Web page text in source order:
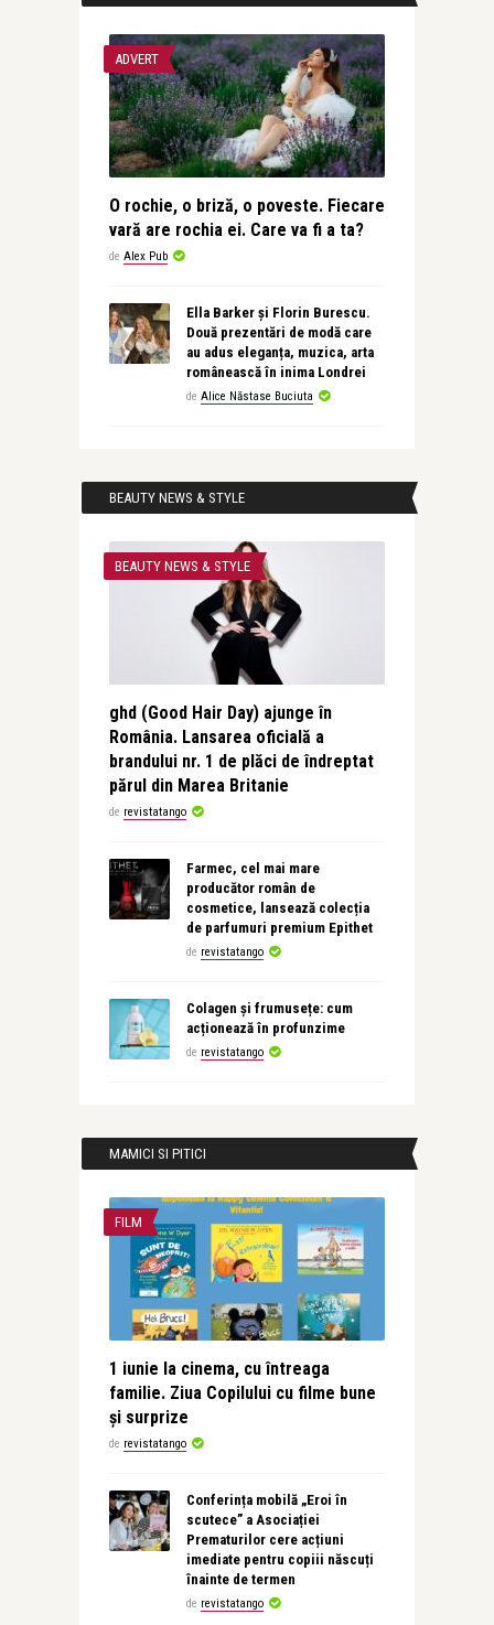
ADVERT
O rochie, o briză, o poveste. Fiecare
vară are rochia ei. Care va fi a ta?
de Alex Pub
Ella Barker și Florin Burescu.
Două prezentări de modă care
au adus eleganța, muzica, arta
românească în inima Londrei
de Alice Năstase Buciuta
BEAUTY NEWS & STYLE
BEAUTY NEWS & STYLE
ghd (Good Hair Day) ajunge în
România. Lansarea oficială a
brandului nr. 1 de plăci de îndreptat
părul din Marea Britanie
de revistatango
Farmec, cel mai mare
producător român de
cosmetice, lansează colecția
de parfumuri premium Epithet
de revistatango
Colagen și frumusețe: cum
acționează în profunzime
de revistatango
MAMICI SI PITICI
FILM
1 iunie la cinema, cu întreaga
familie. Ziua Copilului cu filme bune
și surprize
de revistatango
Conferința mobilă „Eroi în
scutece” a Asociației
Prematurilor cere acțiuni
imediate pentru copiii născuți
înainte de termen
de revistatango